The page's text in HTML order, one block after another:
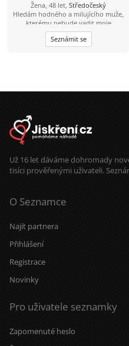
Žena, 48 let, Středočeský
Hledám hodného a milujícího muže,
kterému nebude vadit moje
sluníčko. Mám 5 letého synka.
Seznámit se
Už 16 let dáváme dohromady
tisíci prověřenými uživateli.
O Seznamce
Najít partnera
Přihlášení
Registrace
Novinky
Pro uživatele seznamky
Zapomenuté heslo